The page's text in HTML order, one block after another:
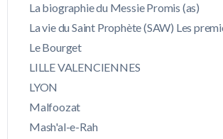
La biographie du Messie Promis (as)
La vie du Saint Prophète (SAW) Les
Le Bourget
LILLE VALENCIENNES
LYON
Malfoozat
Mash'al-e-Rah